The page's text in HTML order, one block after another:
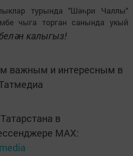
турында "Шәһри Чаллы"
чыга торган санында укый
калыгыз!
важным и интересным в
в
MАХ: